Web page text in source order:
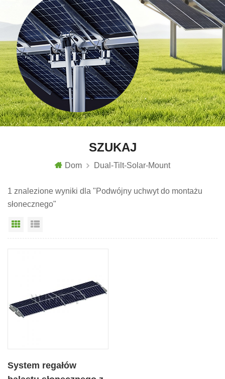
SZUKAJ
Dom Dual-Tilt-Solar-Mount
1 znalezione wyniki dla "Podwójny uchwyt do montażu
słonecznego"
Widok siatki
System regałów